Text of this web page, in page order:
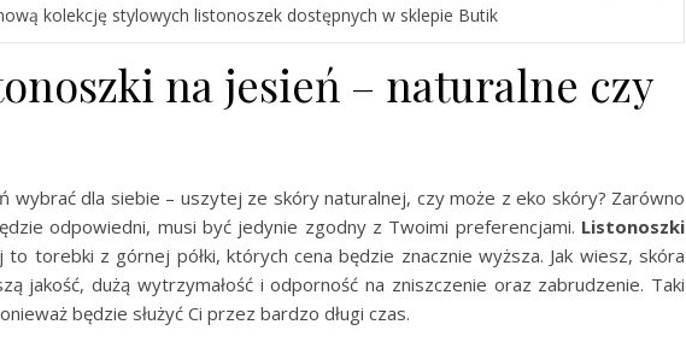
kolekcję stylowych listonoszek dostępnych w sklepie Butik
na jesień – naturalne czy
wybrać dla siebie – uszytej ze skóry naturalnej, czy może z eko skóry? Zarówno
odpowiedni, musi być jedynie zgodny z Twoimi preferencjami. Listonoszki
torebki z górnej półki, których cena będzie znacznie wyższa. Jak wiesz, skóra
jakość, dużą wytrzymałość i odporność na zniszczenie oraz zabrudzenie. Taki
będzie służyć Ci przez bardzo długi czas.